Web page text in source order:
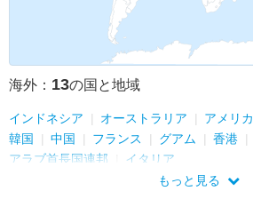
海外： 13の国と地域
インドネシア オーストラリア アメリカ
韓国
中国 フランス グアム 香港
アラブ首長国連邦
イタリア
もっと見る